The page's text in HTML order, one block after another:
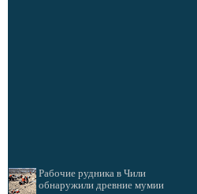
Рабочие рудника в Чили
обнаружили древние мумии